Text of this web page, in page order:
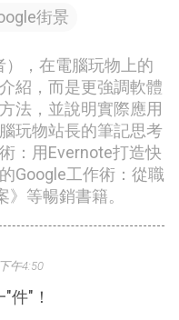
街景
），在電腦玩物上的
紹，而是更強調軟體
法，並說明實際應用
玩物站長的筆記思考
：用Evernote打造快
Google工作術：從職
等暢銷書籍。
午4:50
件"！